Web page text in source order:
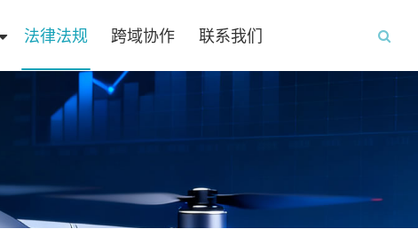
法律法规 跨域协作 联系我们